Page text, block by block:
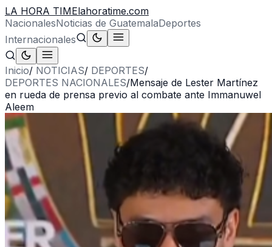
LA HORA TIMElahoratime.com
NacionalesNoticias de GuatemalaDeportes
Internacionales
Inicio/ NOTICIAS/ DEPORTES/
DEPORTES NACIONALES/Mensaje de Lester Martínez
en rueda de prensa previo al combate ante Immanuwel
Aleem